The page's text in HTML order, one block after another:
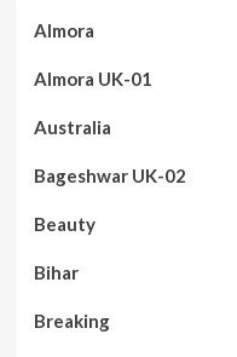
Almora
Almora UK-01
Australia
Bageshwar UK-02
Beauty
Bihar
Breaking